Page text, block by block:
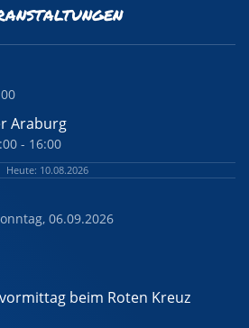
Araburg
- 16:00
Heute: 10.08.2026
06.09.2026
beim Roten Kreuz